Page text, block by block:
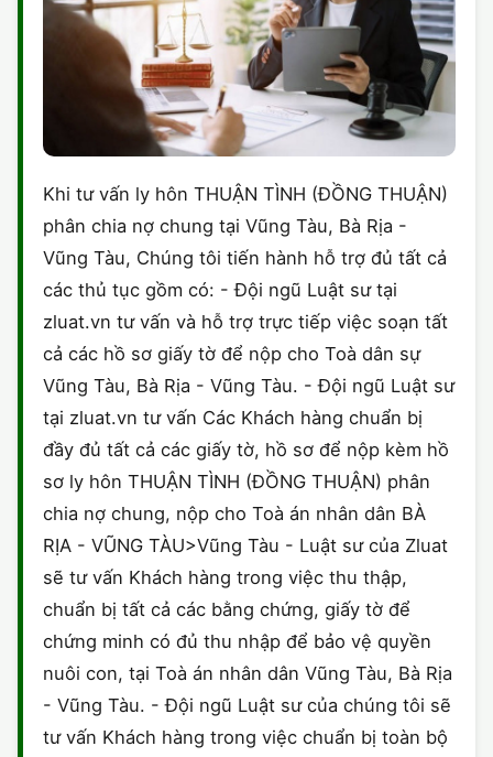
Khi tư vấn ly hôn THUẬN TÌNH (ĐỒNG THUẬN)
phân chia nợ chung tại Vũng Tàu, Bà Rịa -
Vũng Tàu, Chúng tôi tiến hành hỗ trợ đủ tất cả
các thủ tục gồm có: - Đội ngũ Luật sư tại
zluat.vn tư vấn và hỗ trợ trực tiếp việc soạn tất
cả các hồ sơ giấy tờ để nộp cho Toà dân sự
Vũng Tàu, Bà Rịa - Vũng Tàu. - Đội ngũ Luật sư
tại zluat.vn tư vấn Các Khách hàng chuẩn bị
đầy đủ tất cả các giấy tờ, hồ sơ để nộp kèm hồ
sơ ly hôn THUẬN TÌNH (ĐỒNG THUẬN) phân
chia nợ chung, nộp cho Toà án nhân dân BÀ
RỊA - VŨNG TÀU>Vũng Tàu - Luật sư của Zluat
sẽ tư vấn Khách hàng trong việc thu thập,
chuẩn bị tất cả các bằng chứng, giấy tờ để
chứng minh có đủ thu nhập để bảo vệ quyền
nuôi con, tại Toà án nhân dân Vũng Tàu, Bà Rịa
- Vũng Tàu. - Đội ngũ Luật sư của chúng tôi sẽ
tư vấn Khách hàng trong việc chuẩn bị toàn bộ